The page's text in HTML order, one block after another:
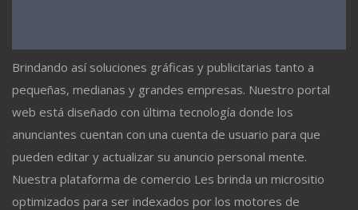
Brindando así soluciones gráficas y publicitarias tanto a
pequeñas, medianas y grandes empresas. Nuestro portal
web está diseñado con última tecnología donde los
anunciantes cuentan con una cuenta de usuario para que
pueden editar y actualizar su anuncio personal mente.
Nuestra plataforma de comercio Les brinda un micrositio
optimizados para ser indexados por los motores de